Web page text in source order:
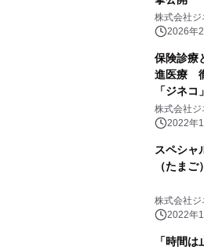
株式会社ジ
2026年
保険診療
進医療
「ジネ
株式会社ジ
2022年
スペシャ
（たま
株式会社ジ
2022年
「時間